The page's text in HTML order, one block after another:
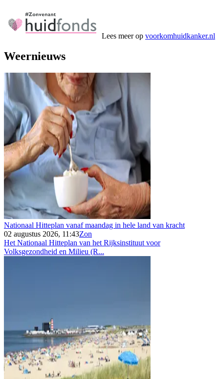
Lees meer op voorkomhuidkanker.nl
Weernieuws
Nationaal Hitteplan vanaf maandag in hele land van kracht
02 augustus 2026, 11:43Zon
Het Nationaal Hitteplan van het Rijksinstituut voor
Volksgezondheid en Milieu (R...